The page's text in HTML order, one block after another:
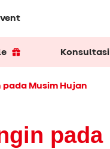
Konsultasi
Musim Hujan
pada